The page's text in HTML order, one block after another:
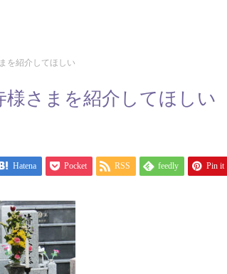
を紹介してほしい
様さまを紹介してほしい
Hatena Pocket RSS feedly Pin it